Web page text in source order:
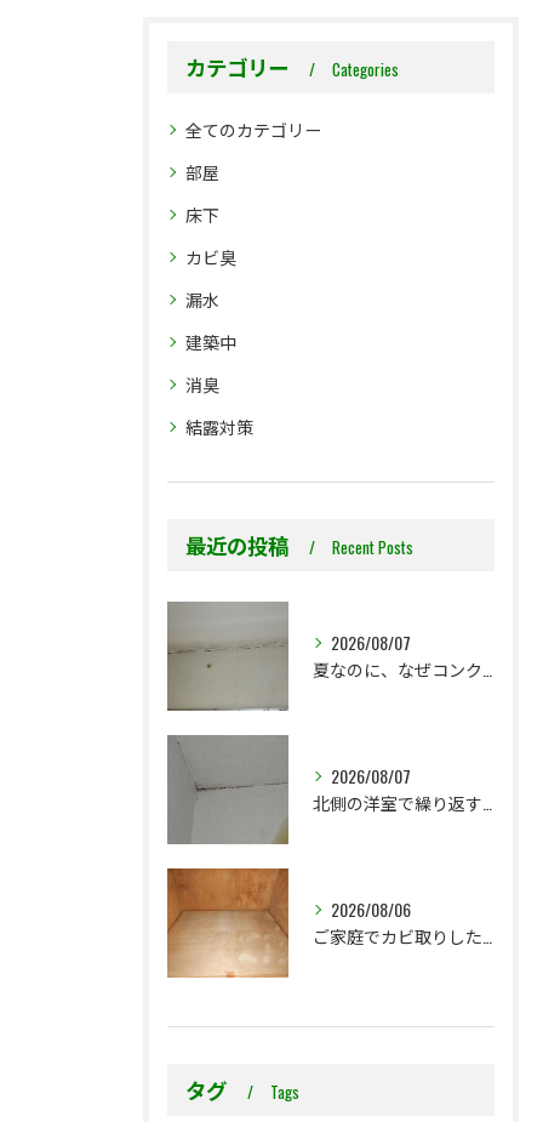
カテゴリー Categories
全てのカテゴリー
部屋
床下
カビ臭
漏水
建築中
消臭
結露対策
最近の投稿 Recent Posts
2026/08/07
2026/08/07
2026/08/06
タグ Tags